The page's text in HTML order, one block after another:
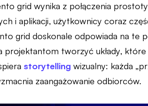
grid wynika z połączenia
i aplikacji, użytkownicy coraz
grid doskonale odpowiada na te
projektantom tworzyć układy,
storytelling wizualny: każda
zaangażowanie odbiorców.